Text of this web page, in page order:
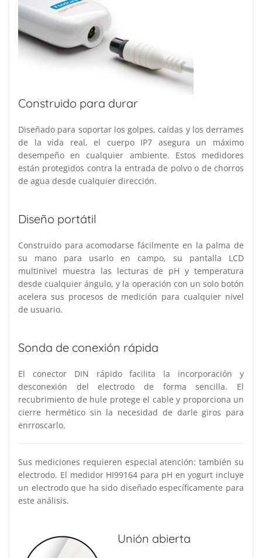
Construido para durar
Diseñado para soportar los golpes, caídas y los derrames
de la vida real, el cuerpo IP7 asegura un máximo
desempeño en cualquier ambiente. Estos medidores
están protegidos contra la entrada de polvo o de chorros
de agua desde cualquier dirección.
Diseño portátil
Construido para acomodarse fácilmente en la palma de
su mano para usarlo en campo, su pantalla LCD
multinivel muestra las lecturas de pH y temperatura
desde cualquier ángulo, y la operación con un solo botón
acelera sus procesos de medición para cualquier nivel
de usuario.
Sonda de conexión rápida
El conector DIN rápido facilita la incorporación y
desconexión del electrodo de forma sencilla. El
recubrimiento de hule protege el cable y proporciona un
cierre hermético sin la necesidad de darle giros para
enrroscarlo.
Sus mediciones requieren especial atención: también su
electrodo. El medidor HI99164 para pH en yogurt incluye
un electrodo que ha sido diseñado específicamente para
este análisis.
Unión abierta